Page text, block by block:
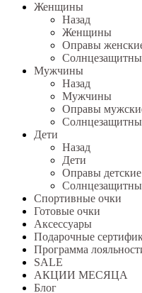
Женщины
Назад
Женщины
Оправы
Мужчины
Назад
Мужчины
Оправы
Дети
Назад
Дети
Оправы детские
Спортивные очки
Готовые очки
Аксессуары
Подарочные
Программа
SALE
АКЦИИ МЕСЯЦА
Блог